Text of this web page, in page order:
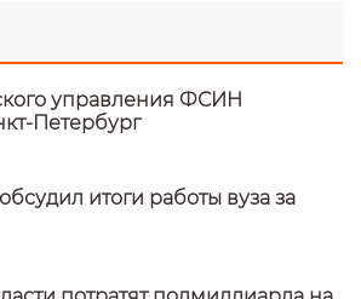
управления ФСИН
Петербург
итоги работы вуза за